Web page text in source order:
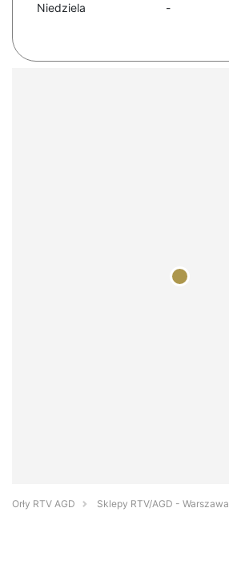
Niedziela
-
Orły RTV AGD Sklepy RTV/AGD - Warszawa